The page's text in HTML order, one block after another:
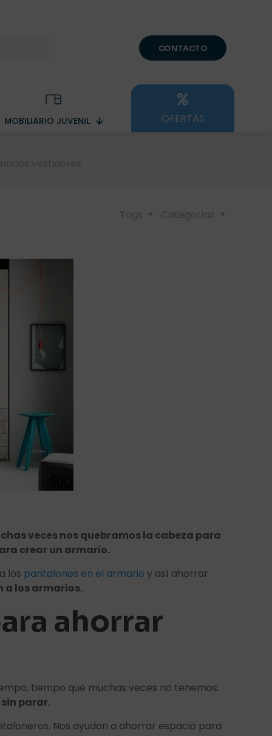
CONTACTO
MOBILIARIO JUVENIL OFERTAS
Categorías
Tags
veces nos quebramos la cabeza para
crear un armario.
los pantalones en el armario y así ahorrar
a los armarios.
ahorrar
tiempo que muchas veces no tenemos.
parar.
Nos ayudan a ahorrar espacio para